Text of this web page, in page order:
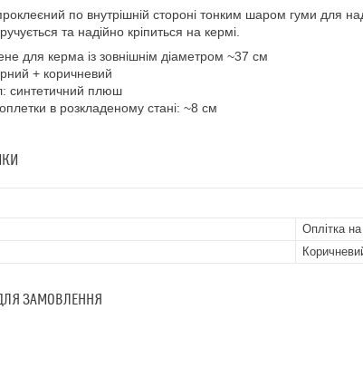
по внутрішній стороні тонким шаром гуми для
та надійно кріпиться на кермі.
для керма із зовнішнім діаметром ~37 см
+ коричневий
синтетичний плюш
в розкладеному стані: ~8 см
Оплітка
ЗАМОВЛЕННЯ